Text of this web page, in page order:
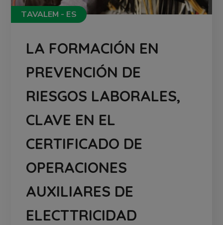
TAVALEM - ES
LA FORMACIÓN EN
PREVENCIÓN DE
RIESGOS LABORALES,
CLAVE EN EL
CERTIFICADO DE
OPERACIONES
AUXILIARES DE
ELECTTRICIDAD